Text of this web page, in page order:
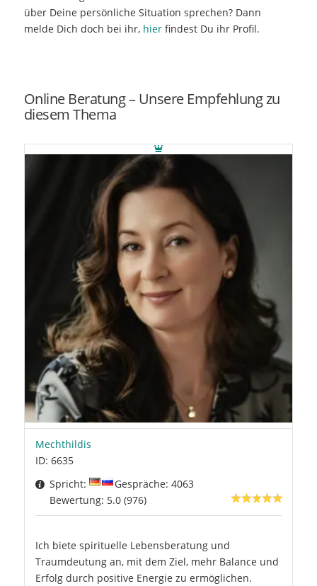
über Deine persönliche Situation sprechen? Dann
melde Dich doch bei ihr, hierfindest Du ihr Profil.
Online Beratung – Unsere Empfehlung zu
diesem Thema
Mechthildis
ID: 6635
Spricht:
Gespräche: 4063
Bewertung: 5.0 (976)
Ich biete spirituelle Lebensberatung und
Traumdeutung an, mit dem Ziel, mehr Balance und
Erfolg durch positive Energie zu ermöglichen.